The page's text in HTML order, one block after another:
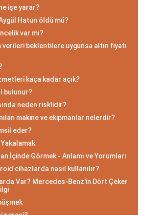
işe yarar?
Hatun öldü mü?
var mı?
verileri beklentilere uygunsa altın fiyatı
kaça kadar açık?
bulunur?
neden risklidir?
makine ve ekipmanlar nelerdir?
eder?
İçinde Görmek - Anlamı ve Yorumları
cihazlarda nasıl kullanılır?
Var? Mercedes-Benz'in Dört Çeker